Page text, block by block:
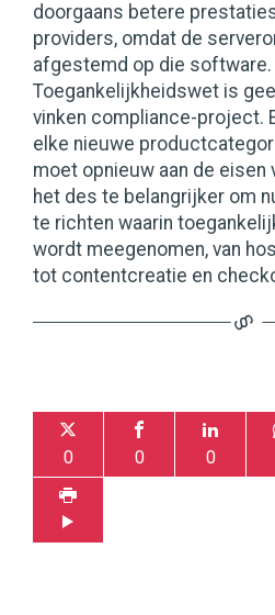
doorgaans betere
providers, omdat de
afgestemd op die software.
Toegankelijkheidswet is
vinken compliance-project.
elke nieuwe
moet opnieuw aan de eisen
het des te belangrijker om
te richten waarin
wordt meegenomen, van
tot contentcreatie en
0 0 0